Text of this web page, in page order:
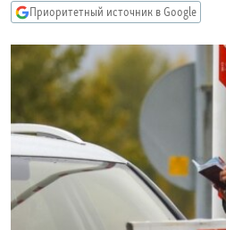
Вернутся
поиску
КАВКАЗ.РЕАЛИИ
СЕВЕР.РЕАЛИИ
СИБИРЬ.РЕАЛИИ
РАСПИСАНИЕ ВЕЩАНИЯ
ПОДПИШИТЕСЬ НА РАССЫЛКУ
СОЦИАЛЬНЫЕ СЕТИ
Приоритетный источник в Google